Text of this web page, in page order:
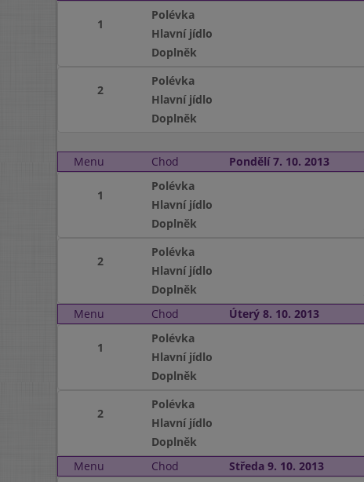
1
Polévka
Hlavní jídlo
Doplněk
2
Polévka
Hlavní jídlo
Doplněk
Menu
Chod Pondělí 7. 10. 2013
1
Polévka
Hlavní jídlo
Doplněk
2
Polévka
Hlavní jídlo
Doplněk
Menu
Chod Úterý 8. 10. 2013
1
Polévka
Hlavní jídlo
Doplněk
2
Polévka
Hlavní jídlo
Doplněk
Menu
Chod Středa 9. 10. 2013